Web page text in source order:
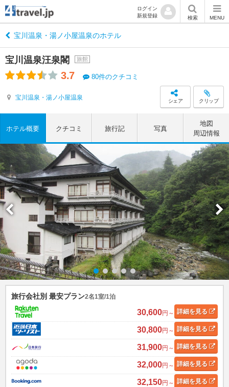
ログイン
新規登録
検索 MENU
宝川温泉・湯ノ小屋温泉のホテル
宝川温泉汪泉閣 旅館
3.7 80件のクチコミ
宝川温泉・湯ノ小屋温泉 シェア クリップ
ホテル概要 クチコミ 旅行記 写真
地図
周辺情報
旅行会社別 最安プラン2名1室/1泊
30,600円～ 詳細を見る
30,800円～ 詳細を見る
31,900円～ 詳細を見る
32,000円～ 詳細を見る
32,150円～ 詳細を見る